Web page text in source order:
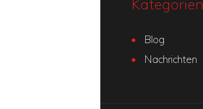
Kategorien
Blog
Nachrichten